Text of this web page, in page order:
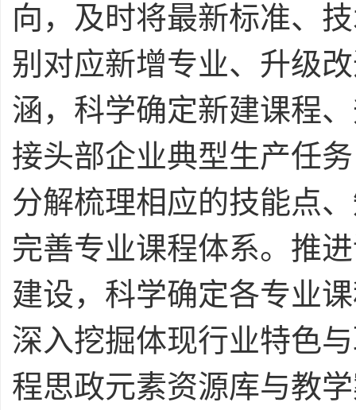
向，及时将最新标准、
别对应新增专业、升级
涵，科学确定新建课程
接头部企业典型生产任
分解梳理相应的技能点
完善专业课程体系。推
建设，科学确定各专业
深入挖掘体现行业特色
程思政元素资源库与教